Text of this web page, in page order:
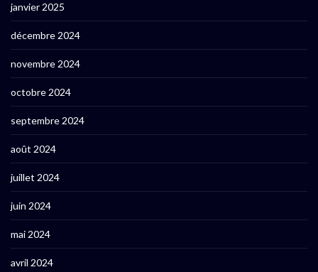
janvier 2025
décembre 2024
novembre 2024
octobre 2024
septembre 2024
août 2024
juillet 2024
juin 2024
mai 2024
avril 2024